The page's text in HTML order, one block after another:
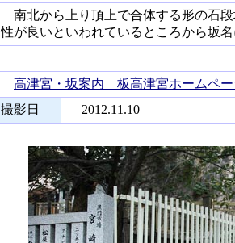
南北から上り頂上で合体する形の石
性が良いといわれているところから坂
高津宮・坂案内 板高津宮ホームペ
撮影日 2012.11.10